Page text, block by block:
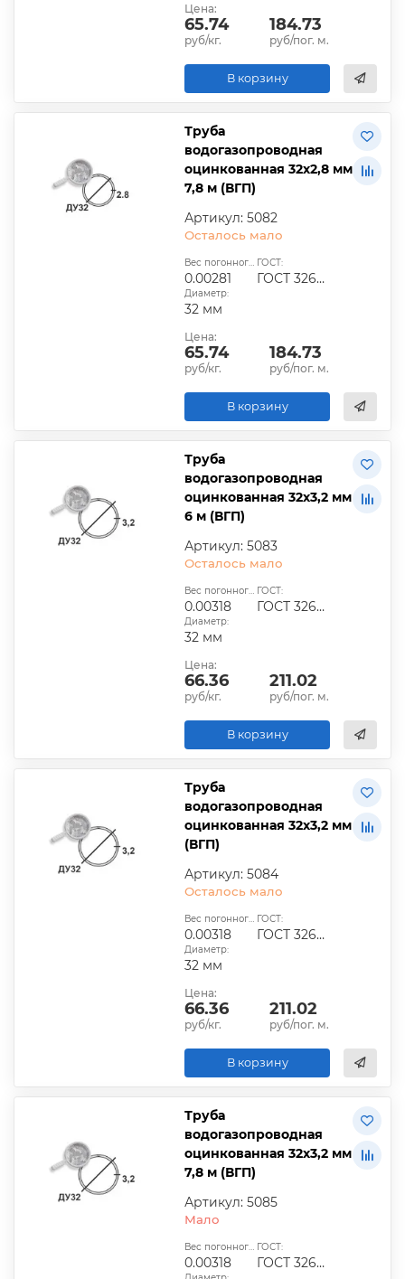
Цена:
65.74
руб/кг.
184.73
руб/пог. м.
В корзину
Труба
водогазопроводная
оцинкованная 32х2,8 мм
7,8 м (ВГП)
Артикул: 5082
Осталось мало
Вес погонного метра, т.:
0.00281
ГОСТ:
ГОСТ 3262-75
Диаметр:
32 мм
Цена:
65.74
руб/кг.
184.73
руб/пог. м.
В корзину
Труба
водогазопроводная
оцинкованная 32х3,2 мм
6 м (ВГП)
Артикул: 5083
Осталось мало
Вес погонного метра, т.:
0.00318
ГОСТ:
ГОСТ 3262-75
Диаметр:
32 мм
Цена:
66.36
руб/кг.
211.02
руб/пог. м.
В корзину
Труба
водогазопроводная
оцинкованная 32х3,2 мм
(ВГП)
Артикул: 5084
Осталось мало
Вес погонного метра, т.:
0.00318
ГОСТ:
ГОСТ 3262-75
Диаметр:
32 мм
Цена:
66.36
руб/кг.
211.02
руб/пог. м.
В корзину
Труба
водогазопроводная
оцинкованная 32х3,2 мм
7,8 м (ВГП)
Артикул: 5085
Мало
Вес погонного метра, т.:
0.00318
ГОСТ:
ГОСТ 3262-75